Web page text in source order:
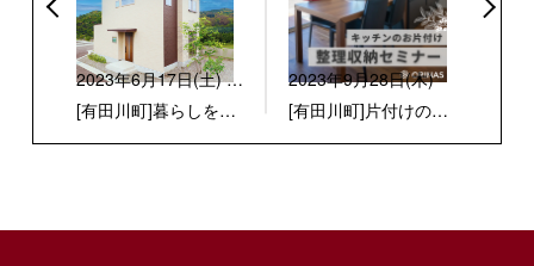
2023年6月17日(土) -
18日(日)
[有田川町]暮らしを重
2023年9月28日(木)
[有田川町]片付けのプ